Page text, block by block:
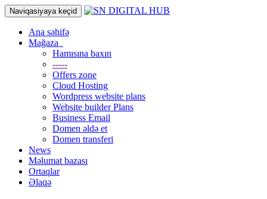
Naviqasiyaya keçid
Ana səhifə
Mağaza
Hamısına baxın
-----
Offers zone
Cloud Hosting
Wordpress website plans
Website builder Plans
Business Email
Domen əldə et
Domen transferi
News
Məlumat bazası
Ortaqlar
Əlaqə